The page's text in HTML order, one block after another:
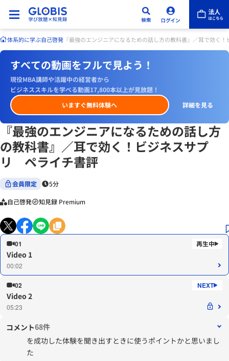
体系的に学ぶ自己啓発 『最強のエンジニアになるための話し方の教科書』／耳で効く
すべての動画をフルで見よう！
現役MBA講師や活躍中の経営者から
ビジネススキルを学べる動画17,800本以上が見放題！
いますぐ無料体験へ
詳細を見る
『最強のエンジニアになるための話し方
の教科書』／耳で効く！ビジネスサプ
リ ペライチ書評
会員限定 5分
自己啓発 知見録 Premium
01
Video 1
00:02
02
Video 2
05:23
コメント68件
を成功した体験を聞き出すときに使うポイントかと思いまし
た